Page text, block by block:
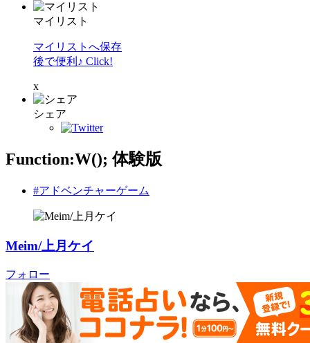
マイリスト
マイリストへ保存
後で便利♪ Click!
x
シェア
Function:W(); 体験版
#アドベンチャーゲーム
Meim/上月ケイ
フォロー